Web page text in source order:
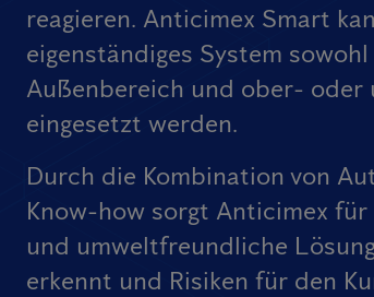
reagieren. Anticimex Smart
eigenständiges System
Außenbereich und ober- oder
eingesetzt werden.
Durch die Kombination von
Know-how sorgt Anticimex
und umweltfreundliche
erkennt und Risiken für den